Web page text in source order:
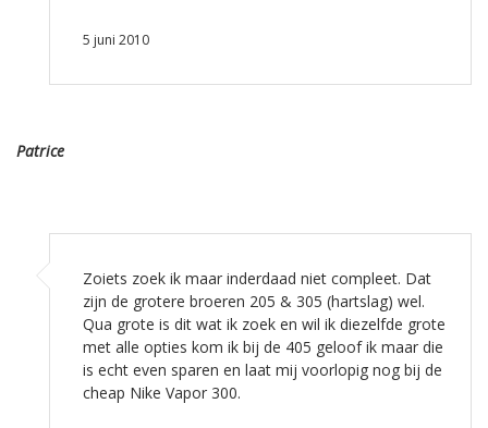
5 juni 2010
Patrice
Zoiets zoek ik maar inderdaad niet compleet. Dat
zijn de grotere broeren 205 & 305 (hartslag) wel.
Qua grote is dit wat ik zoek en wil ik diezelfde grote
met alle opties kom ik bij de 405 geloof ik maar die
is echt even sparen en laat mij voorlopig nog bij de
cheap Nike Vapor 300.